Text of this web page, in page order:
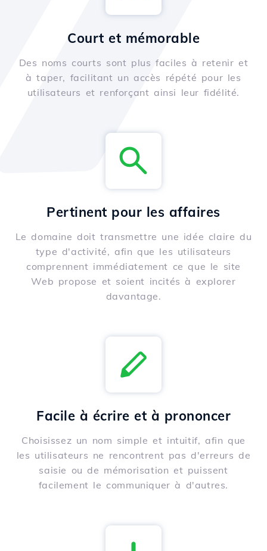
Court et mémorable
Des noms courts sont plus faciles à retenir et
à taper, facilitant un accès répété pour les
utilisateurs et renforçant ainsi leur fidélité.
Pertinent pour les affaires
Le domaine doit transmettre une idée claire du
type d'activité, afin que les utilisateurs
comprennent immédiatement ce que le site
Web propose et soient incités à explorer
davantage.
Facile à écrire et à prononcer
Choisissez un nom simple et intuitif, afin que
les utilisateurs ne rencontrent pas d'erreurs de
saisie ou de mémorisation et puissent
facilement le communiquer à d'autres.